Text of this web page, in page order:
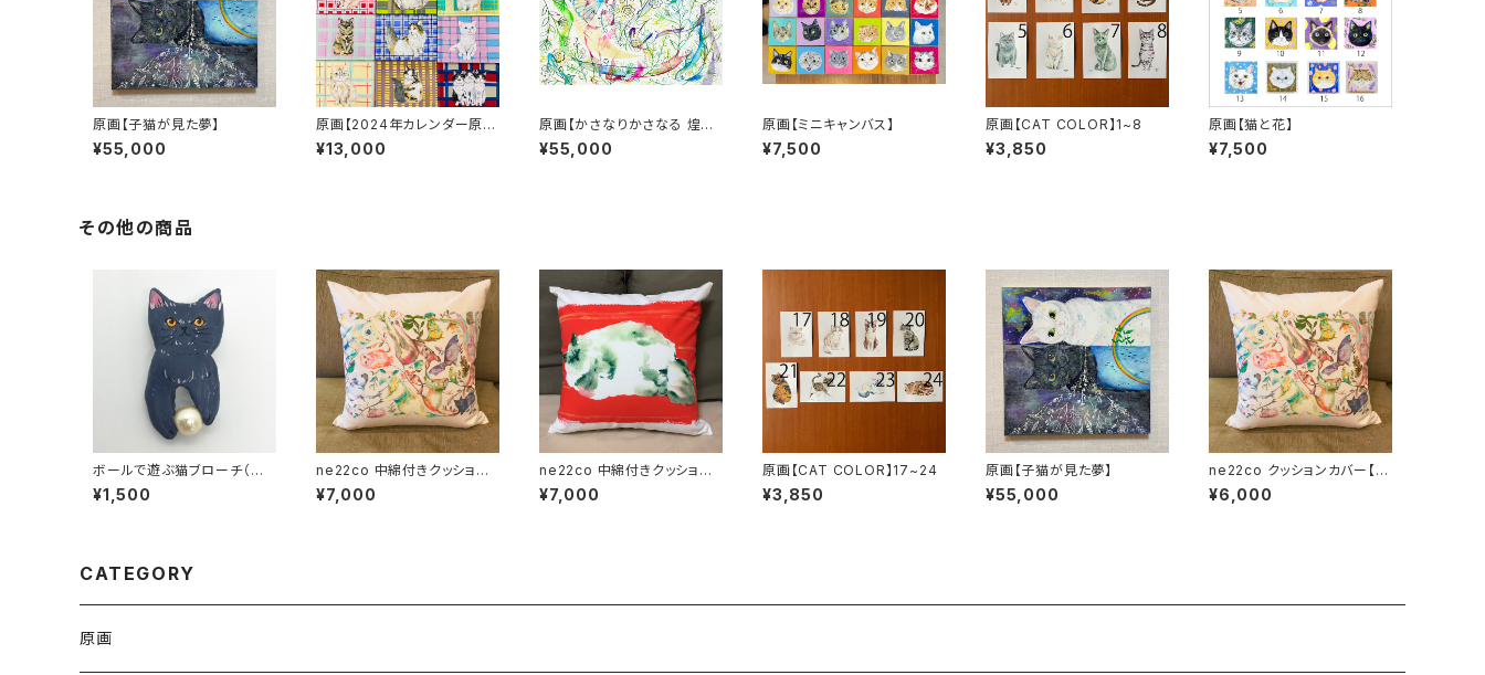
原画【子猫が見た夢】
¥55,000
原画【2024年カレンダー原画
キャンバス】
¥13,000
原画【かさなりかさなる 煌き
と鼓動】
¥55,000
原画【ミニキャンバス】
¥7,500
原画【CAT COLOR】1~8
¥3,850
原画【猫と花】
¥7,500
その他の商品
ボールで遊ぶ猫ブローチ（シャ
ルトリュー）
¥1,500
ne22co 中綿付きクッション
カバー【つながりつながる】
¥7,000
ne22co 中綿付きクッション
カバー【赤い絨毯と猫】
¥7,000
原画【CAT COLOR】17~24
¥3,850
原画【子猫が見た夢】
¥55,000
ne22co クッションカバー【つ
ながりつながる】
¥6,000
CATEGORY
原画